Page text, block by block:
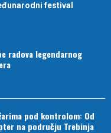
festival
radova legendarnog
pod kontrolom: Od
na području Trebinja